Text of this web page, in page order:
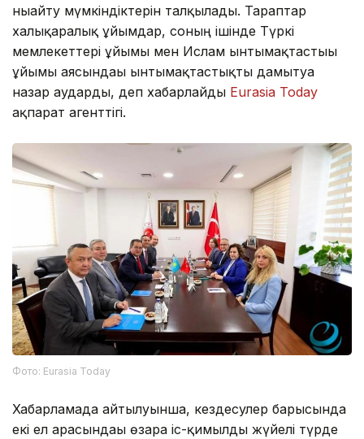
нығайту мүмкіндіктерін талқылады. Тараптар
халықаралық ұйымдар, соның ішінде Түркі
мемлекеттері ұйымы мен Ислам ынтымақтастығы
ұйымы аясындағы ынтымақтастықты дамытуға
назар аударды, деп хабарлайды Eurasia Today
ақпарат агенттігі.
Фото: Eurasia Today
Хабарламада айтылуынша, кездесулер барысында
екі ел арасындағы өзара іс-қимылды жүйелі түрде